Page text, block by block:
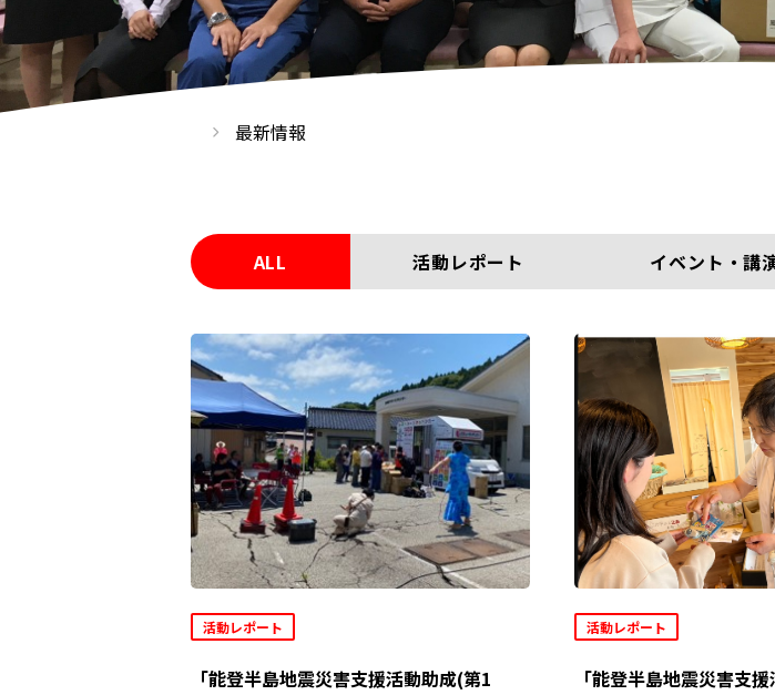
最新情報
ALL 活動レポート イベント・講
活動レポート
「能登半島地震災害支援活動助成(第1
活動レポート
「能登半島地震災害支